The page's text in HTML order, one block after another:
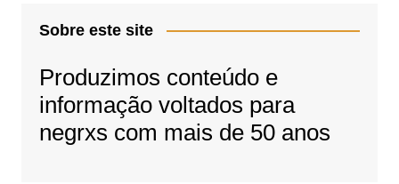
Sobre este site
Produzimos conteúdo e
informação voltados para
negrxs com mais de 50 anos